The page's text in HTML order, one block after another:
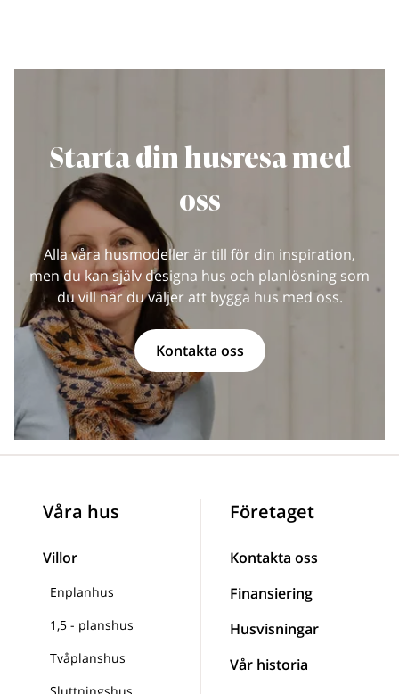
Starta din husresa med
oss
Alla våra husmodeller är till för din inspiration,
men du kan själv designa hus och planlösning som
du vill när du väljer att bygga hus med oss.
Kontakta oss
Våra hus
Villor
Enplanhus
1,5 - planshus
Tvåplanshus
Sluttningshus
Företaget
Kontakta oss
Finansiering
Husvisningar
Vår historia